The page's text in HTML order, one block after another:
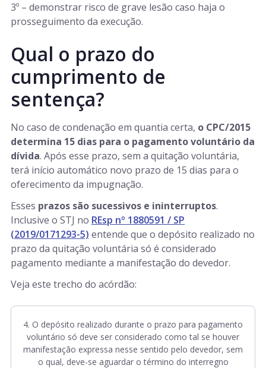
3º – demonstrar risco de grave lesão caso haja o
prosseguimento da execução.
Qual o prazo do
cumprimento de
sentença?
No caso de condenação em quantia certa, o CPC/2015
determina 15 dias para o pagamento voluntário da
dívida. Após esse prazo, sem a quitação voluntária,
terá início automático novo prazo de 15 dias para o
oferecimento da impugnação.
Esses prazos são sucessivos e ininterruptos.
Inclusive o STJ no REsp nº 1880591 / SP
(2019/0171293-5) entende que o depósito realizado no
prazo da quitação voluntária só é considerado
pagamento mediante a manifestação do devedor.
Veja este trecho do acórdão:
4. O depósito realizado durante o prazo para pagamento
voluntário só deve ser considerado como tal se houver
manifestação expressa nesse sentido pelo devedor, sem
o qual, deve-se aguardar o término do interregno